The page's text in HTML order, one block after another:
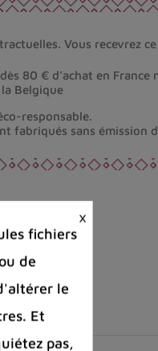
Vous recevrez
80 € d’achat en France
Belgique
responsable.
fabriqués sans émission
×
fichiers
de
le
Et
pas,